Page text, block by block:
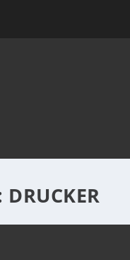
DRUCKER